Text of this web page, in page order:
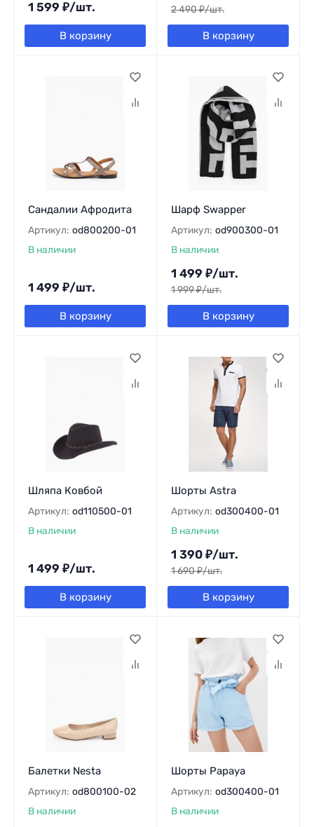
1 599 ₽/шт.
В корзину
2 490₽/шт.
В корзину
Сандалии Афродита
Артикул: od800200-01
В наличии
1 499 ₽/шт.
В корзину
Шарф Swapper
Артикул: od900300-01
В наличии
1 499 ₽/шт.
1 999₽/шт.
В корзину
Шляпа Ковбой
Артикул: od110500-01
В наличии
1 499 ₽/шт.
В корзину
Шорты Astra
Артикул: od300400-01
В наличии
1 390 ₽/шт.
1 690₽/шт.
В корзину
Балетки Nesta
Артикул: od800100-02
В наличии
Шорты Papaya
Артикул: od300400-01
В наличии